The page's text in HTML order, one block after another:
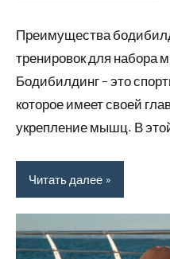
Преимущества
тренировок для набора
Бодибилдинг – это
которое имеет своей
укрепление мышц. В
Читать далее